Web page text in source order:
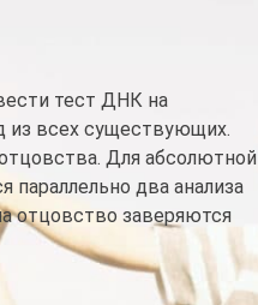
тест ДНК на
из всех существующих.
Для абсолютной
параллельно два анализа
отцовство заверяются